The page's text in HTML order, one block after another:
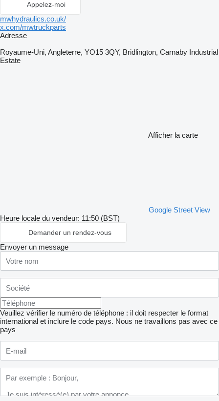
Appelez-moi
mwhydraulics.co.uk/
x.com/mwtruckparts
Adresse
Royaume-Uni, Angleterre, YO15 3QY, Bridlington, Carnaby Industrial
Estate
Afficher la carte
Google Street View
Heure locale du vendeur: 11:50 (BST)
Demander un rendez-vous
Envoyer un message
Veuillez vérifier le numéro de téléphone : il doit respecter le format
international et inclure le code pays. Nous ne travaillons pas avec ce
pays